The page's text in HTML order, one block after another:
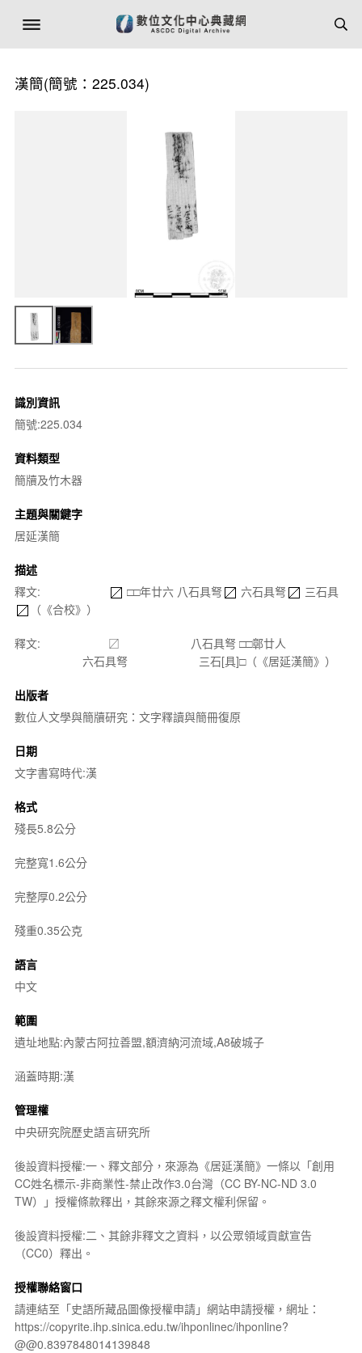
漢簡(簡號：225.034)
識別資訊
簡號:225.034
資料類型
簡牘及竹木器
主題與關鍵字
居延漢簡
描述
釋文:
□□年廿六 八石具弩 六石具弩
三石具
（《合校》）
釋文: 〼 八石具弩 □□鄣廿人
六石具弩 三石[具]□（《居延漢簡》）
出版者
數位人文學與簡牘研究：文字釋讀與簡冊復原
日期
文字書寫時代:漢
格式
殘長5.8公分
完整寬1.6公分
完整厚0.2公分
殘重0.35公克
語言
中文
範圍
遺址地點:內蒙古阿拉善盟,額濟納河流域,A8破城子
涵蓋時期:漢
管理權
中央研究院歷史語言研究所
後設資料授權:一、釋文部分，來源為《居延漢簡》一條以「創用
CC姓名標示-非商業性-禁止改作3.0台灣（CC BY-NC-ND 3.0
TW）」授權條款釋出，其餘來源之釋文權利保留。
後設資料授權:二、其餘非釋文之資料，以公眾領域貢獻宣告
（CC0）釋出。
授權聯絡窗口
請連結至「史語所藏品圖像授權申請」網站申請授權，網址：
https://copyrite.ihp.sinica.edu.tw/ihponlinec/ihponline?
@@0.8397848014139848